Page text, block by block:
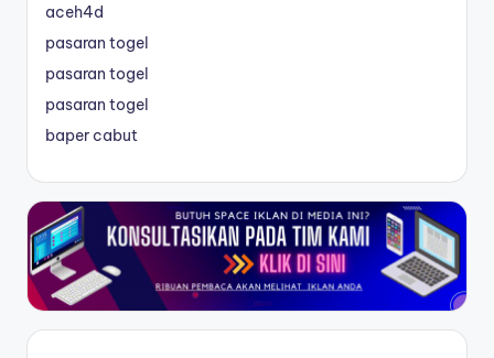
aceh4d
pasaran togel
pasaran togel
pasaran togel
baper cabut